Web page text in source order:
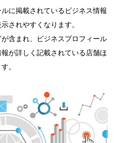
に掲載されているビジネス情報
されやすくなります。
含まれ、ビジネスプロフィール
が詳しく記載されている店舗ほ
。